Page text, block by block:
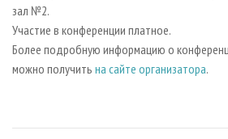
зал №2.
Участие в конференции платное.
Более подробную информацию о
можно получить на сайте организатора.